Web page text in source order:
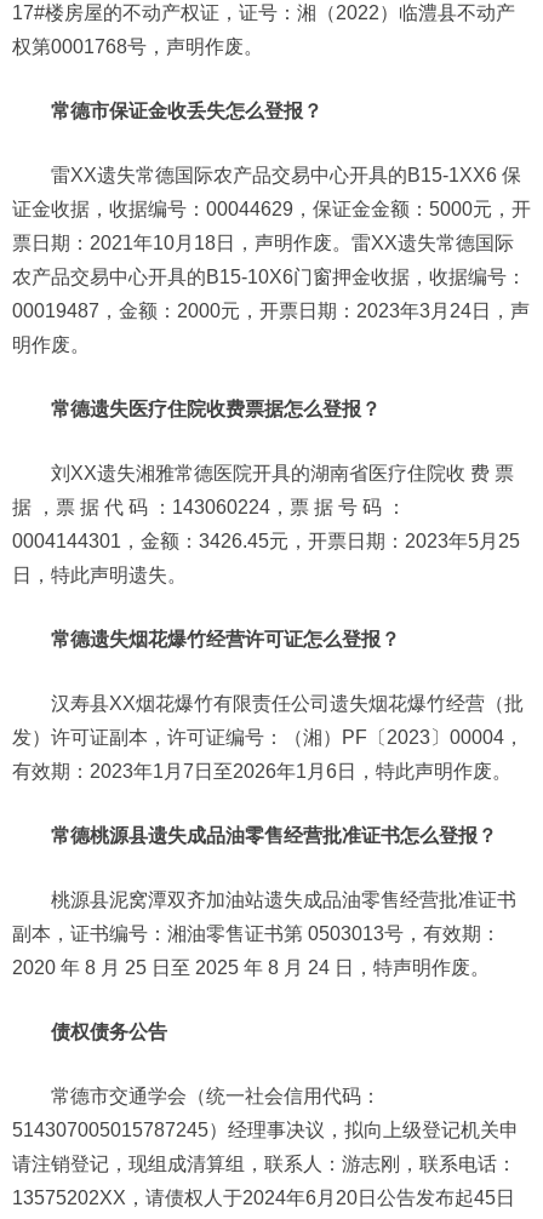
17#楼房屋的不动产权证，证号：湘（2022）临澧县不动产
权第0001768号，声明作废。
常德市保证金收丢失怎么登报？
雷XX遗失常德国际农产品交易中心开具的B15-1XX6 保
证金收据，收据编号：00044629，保证金金额：5000元，开
票日期：2021年10月18日，声明作废。雷XX遗失常德国际
农产品交易中心开具的B15-10X6门窗押金收据，收据编号：
00019487，金额：2000元，开票日期：2023年3月24日，声
明作废。
常德遗失医疗住院收费票据怎么登报？
刘XX遗失湘雅常德医院开具的湖南省医疗住院收 费 票
据 ，票 据 代 码 ：143060224，票 据 号 码 ：
0004144301，金额：3426.45元，开票日期：2023年5月25
日，特此声明遗失。
常德遗失烟花爆竹经营许可证怎么登报？
汉寿县XX烟花爆竹有限责任公司遗失烟花爆竹经营（批
发）许可证副本，许可证编号：（湘）PF〔2023〕00004，
有效期：2023年1月7日至2026年1月6日，特此声明作废。
常德桃源县遗失成品油零售经营批准证书怎么登报？
桃源县泥窝潭双齐加油站遗失成品油零售经营批准证书
副本，证书编号：湘油零售证书第 0503013号，有效期：
2020 年 8 月 25 日至 2025 年 8 月 24 日，特声明作废。
债权债务公告
常德市交通学会（统一社会信用代码：
514307005015787245）经理事决议，拟向上级登记机关申
请注销登记，现组成清算组，联系人：游志刚，联系电话：
13575202XX，请债权人于2024年6月20日公告发布起45日